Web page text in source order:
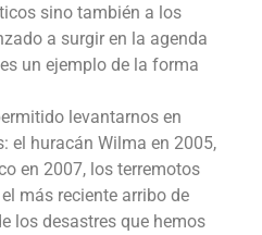
sino también a los
a surgir en la agenda
un ejemplo de la forma
levantarnos en
el huracán Wilma en 2005,
en 2007, los terremotos
más reciente arribo de
los desastres que hemos